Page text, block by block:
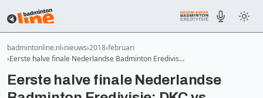
badmintonline.nl nieuws 2018 februari
Eerste halve finale Nederlandse Badminton Eredivis…
Eerste halve finale Nederlandse